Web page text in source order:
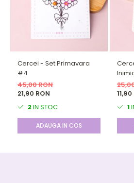
Cercei - Set Primavara
#4
45,00 RON
21,90 RON
2IN STOC
ADAUGA IN COS
1